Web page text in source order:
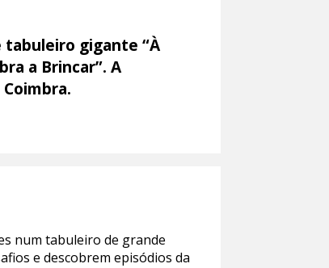
tabuleiro gigante “À
a Brincar”. A
num tabuleiro de grande
e descobrem episódios da